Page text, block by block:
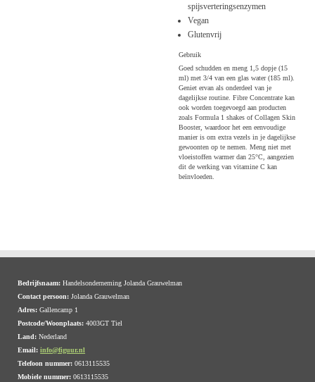
spijsverteringsenzymen
Vegan
Glutenvrij
Gebruik
Goed schudden en meng 1,5 dopje (15
ml) met 3/4 van een glas water (185 ml).
Geniet ervan als onderdeel van je
dagelijkse routine. Fibre Concentrate kan
ook worden toegevoegd aan producten
zoals Formula 1 shakes of Collagen Skin
Booster, waardoor het een eenvoudige
manier is om extra vezels in je dagelijkse
gewoonten op te nemen. Meng niet met
vloeistoffen warmer dan 25°C, aangezien
dit de werking van vitamine C kan
beïnvloeden.
Bedrijfsnaam:Handelsonderneming Jolanda Grauwelman
Contact persoon:Jolanda Grauwelman
Adres:Gallencamp 1
Postcode/Woonplaats:4003GT Tiel
Land:Nederland
Email:info@figuur.nl
Telefoon nummer:0613115535
Mobiele nummer:0613115535